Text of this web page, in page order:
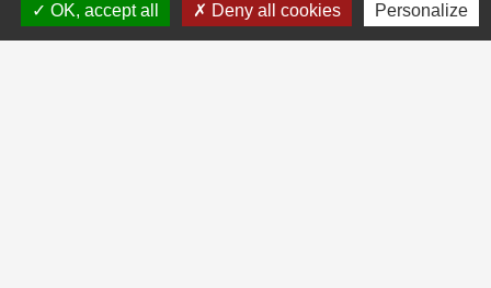
OK, accept all
Deny all cookies Personalize